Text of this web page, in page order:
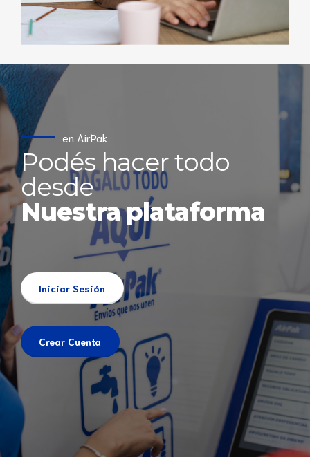
en AirPak
Podés hacer todo
desde
Nuestra plataforma
Iniciar Sesión
Crear Cuenta